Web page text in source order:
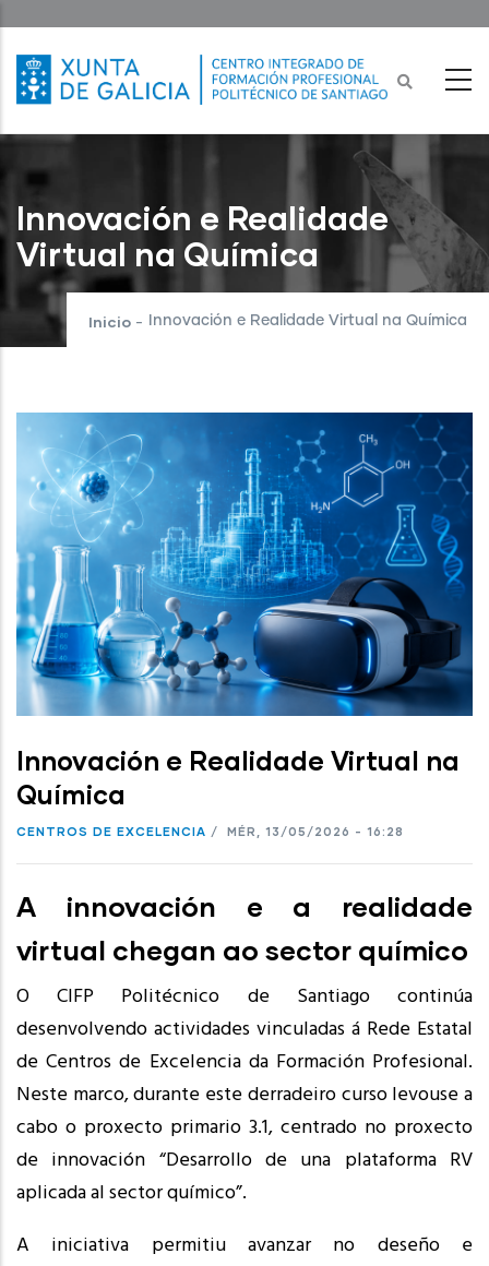
contido
principal
Innovación e Realidade
Virtual na Química
Inicio - Innovación e Realidade Virtual na Química
Innovación e Realidade Virtual na
Química
CENTROS DE EXCELENCIA / MÉR, 13/05/2026 - 16:28
A innovación e a realidade
virtual chegan ao sector químico
O CIFP Politécnico de Santiago continúa
desenvolvendo actividades vinculadas á Rede Estatal
de Centros de Excelencia da Formación Profesional.
Neste marco, durante este derradeiro curso levouse a
cabo o proxecto primario 3.1, centrado no proxecto
de innovación “Desarrollo de una plataforma RV
aplicada al sector químico”.
A iniciativa permitiu avanzar no deseño e